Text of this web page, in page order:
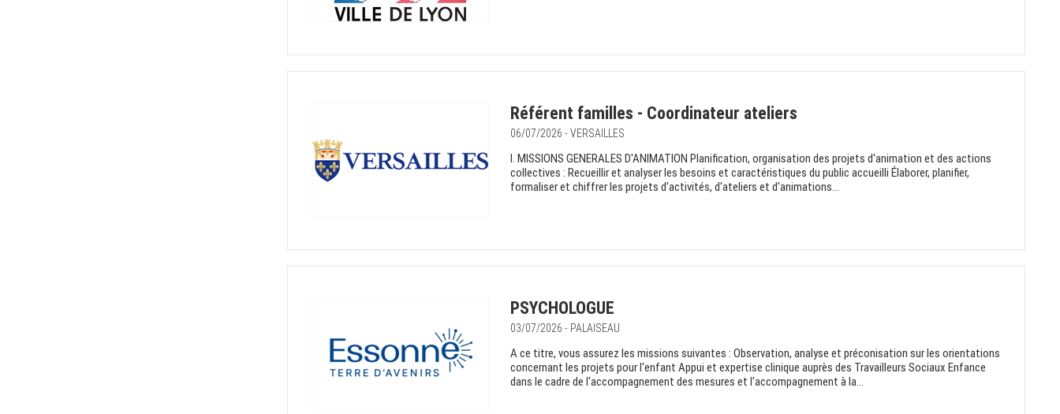
Référent familles - Coordinateur ateliers
06/07/2026 - VERSAILLES
I. MISSIONS GENERALES D'ANIMATION Planification, organisation des projets d'animation et des actions
collectives : Recueillir et analyser les besoins et caractéristiques du public accueilli Élaborer, planifier,
formaliser et chiffrer les projets d'activités, d'ateliers et d'animations...
PSYCHOLOGUE
03/07/2026 - PALAISEAU
A ce titre, vous assurez les missions suivantes : Observation, analyse et préconisation sur les orientations
concernant les projets pour l'enfant Appui et expertise clinique auprès des Travailleurs Sociaux Enfance
dans le cadre de l'accompagnement des mesures et l'accompagnement à la...